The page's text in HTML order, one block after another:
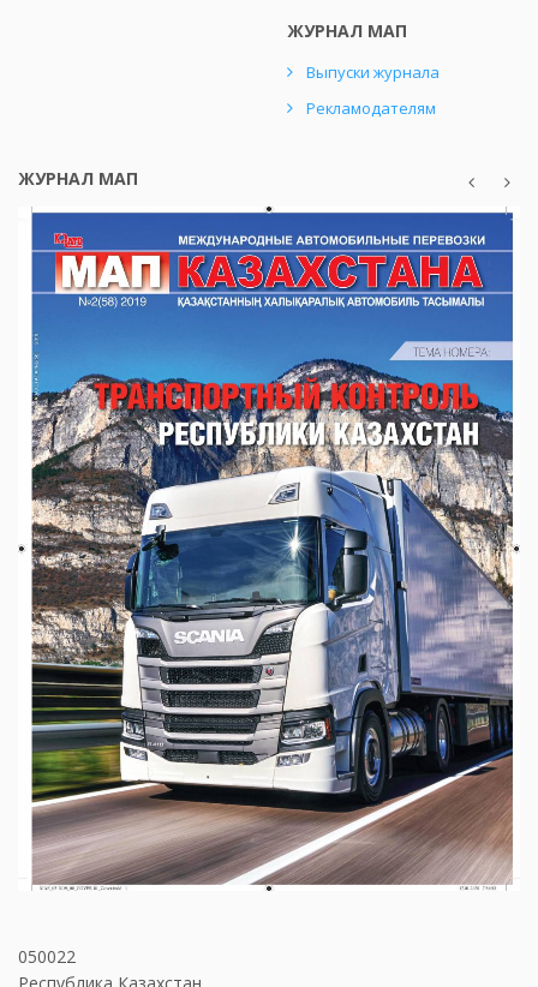
ЖУРНАЛ МАП
Выпуски журнала
Рекламодателям
ЖУРНАЛ МАП
050022